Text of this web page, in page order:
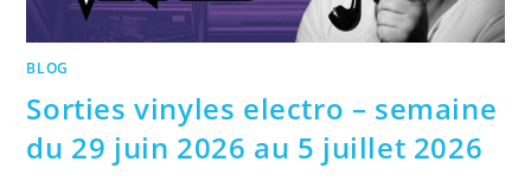
BLOG
Sorties vinyles electro – semaine
du 29 juin 2026 au 5 juillet 2026